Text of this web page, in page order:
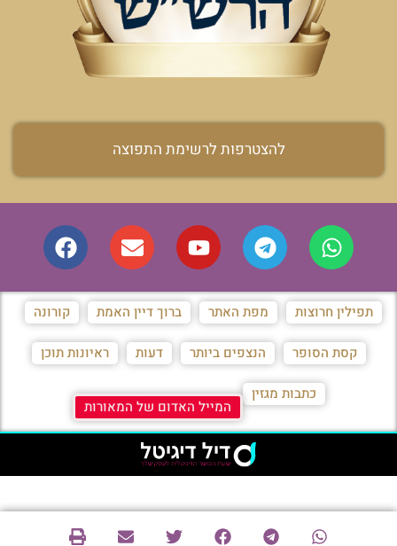
להצטרפות לרשימת התפוצה
תפילין חרוצות מפת האתר ברוך דיין האמת קורונה
קסת הסופר הנצפים ביותר דעות ראיונות תוכן
כתבות מגזין
המייל האדום של המאורות